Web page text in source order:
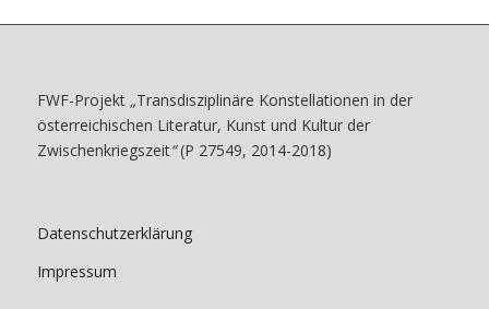
FWF-Projekt „Transdisziplinäre Konstellationen in der
österreichischen Literatur, Kunst und Kultur der
Zwischenkriegszeit“(P 27549, 2014-2018)
Datenschutzerklärung
Impressum